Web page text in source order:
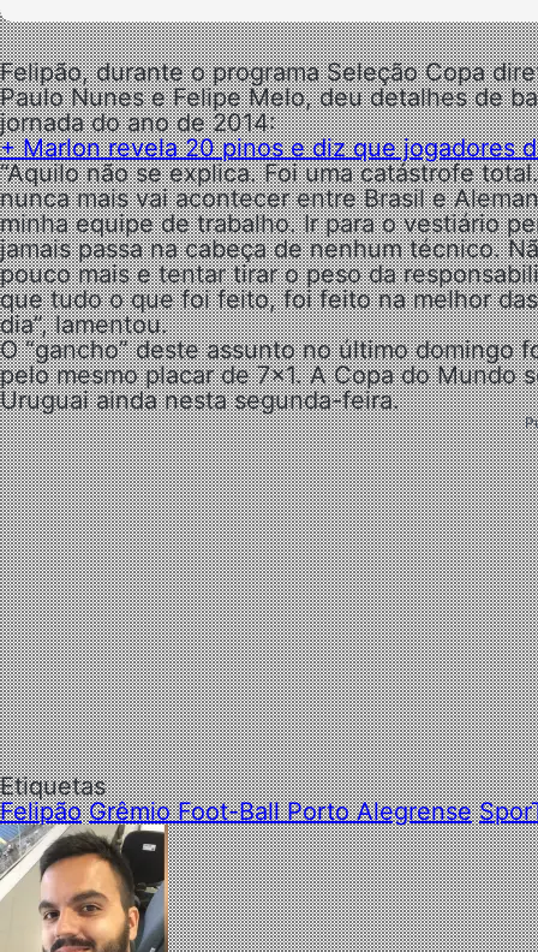
Felipão, durante o programa Seleção Copa
Paulo Nunes e Felipe Melo, deu detalhes de
jornada do ano de 2014:
+ Marlon revela 20 pinos e diz que jogadores
“Aquilo não se explica. Foi uma catástrofe
nunca mais vai acontecer entre Brasil e
minha equipe de trabalho. Ir para o vestiário
jamais passa na cabeça de nenhum técnico.
pouco mais e tentar tirar o peso da
que tudo o que foi feito, foi feito na melhor
dia”, lamentou.
O “gancho” deste assunto no último domingo
pelo mesmo placar de 7×1. A Copa do Mundo
Uruguai ainda nesta segunda-feira.
Etiquetas
Felipão Grêmio Foot-Ball Porto Alegrense